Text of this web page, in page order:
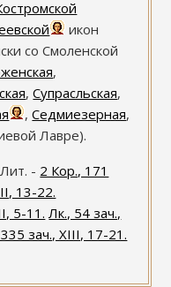
икон
со Смоленской
,
,Супрасльская,
,Седмиезерная,
Лавре).
-2 Кор., 171
13-22.
5-11.Лк., 54 зач.,
зач., XIII, 17-21.